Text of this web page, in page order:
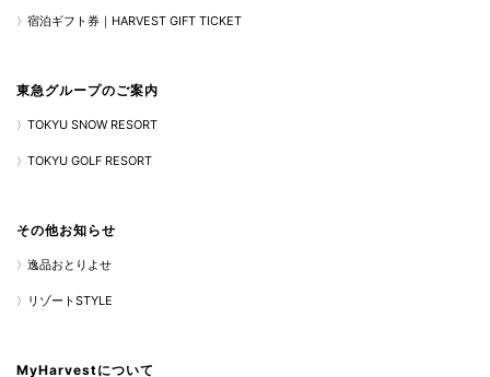
宿泊ギフト券｜HARVEST GIFT TICKET
東急グループのご案内
TOKYU SNOW RESORT
TOKYU GOLF RESORT
その他お知らせ
逸品おとりよせ
リゾートSTYLE
MyHarvestについて